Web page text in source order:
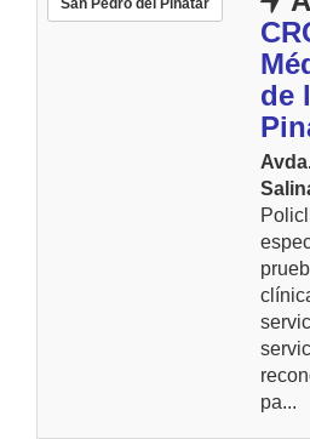
de
pa...